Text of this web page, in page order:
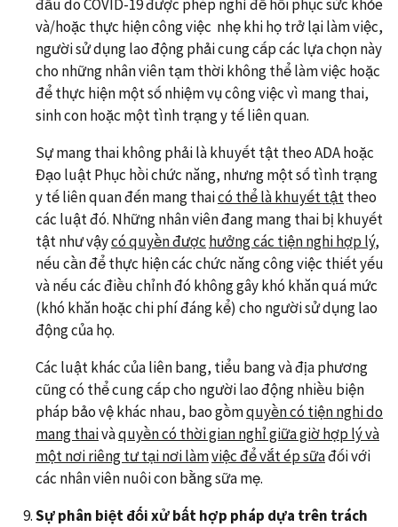
đầu do COVID-19 được phép nghỉ để hồi phục sức khỏe
và/hoặc thực hiện công việc nhẹ khi họ trở lại làm việc,
người sử dụng lao động phải cung cấp các lựa chọn này
cho những nhân viên tạm thời không thể làm việc hoặc
để thực hiện một số nhiệm vụ công việc vì mang thai,
sinh con hoặc một tình trạng y tế liên quan.
Sự mang thai không phải là khuyết tật theo ADA hoặc
Đạo luật Phục hồi chức năng, nhưng một số tình trạng
y tế liên quan đến mang thaicó thể là khuyết tậttheo
các luật đó. Những nhân viên đang mang thai bị khuyết
tật như vậycó quyền được hưởng các tiện nghi hợp lý,
nếu cần để thực hiện các chức năng công việc thiết yếu
và nếu các điều chỉnh đó không gây khó khăn quá mức
(khó khăn hoặc chi phí đáng kể) cho người sử dụng lao
động của họ.
Các luật khác của liên bang, tiểu bang và địa phương
cũng có thể cung cấp cho người lao động nhiều biện
pháp bảo vệ khác nhau, bao gồmquyền có tiện nghi do
mang thaivàquyền có thời gian nghỉ giữa giờ hợp lý và
một nơi riêng tư tại nơi làmviệc để vắt ép sữađối với
các nhân viên nuôi con bằng sữa mẹ.
Sự phân biệt đối xử bất hợp pháp dựa trên trách